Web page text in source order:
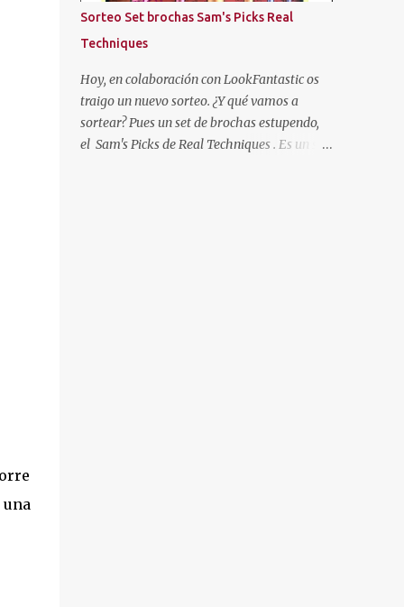
más oscuras, con las puntas más claras,
y jugar con mi pelo, decidí volver a
dejármelo crecer y dejarlo de "su color". Pero
como ya os he dicho al principio, mi color de
pelo es SOSO, así que algo había que hacer.
Entonces descubrí un producto que se
Sorteo Set brochas Sam's Picks Real
Techniques
Hoy, en colaboración con LookFantastic os
traigo un nuevo sorteo. ¿Y qué vamos a
sortear? Pues un set de brochas estupendo,
el Sam's Picks de Real Techniques . Es un set